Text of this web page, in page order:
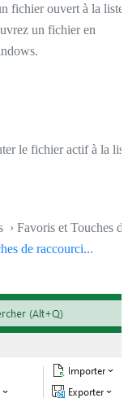
fichier ouvert à la liste.
un fichier en
le fichier actif à la
Favoris et Touches de
de raccourci...